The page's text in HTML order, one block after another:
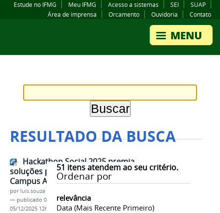
Estude no IFMG Meu IFMG Acesso a sistemas SEI
SUAP
Área de imprensa
Orcamento Ouvidoria Contato
RESULTADO DA BUSCA
51 itens atendem ao seu critério.
Ordenar por
relevância
Data (mais Recente Primeiro)
Hackathon Social 2025 premia
soluções para o Terceiro Setor no
Campus Arcos
por luis.souza
— publicado 05/12/2025—última modificação
05/12/2025 12h43